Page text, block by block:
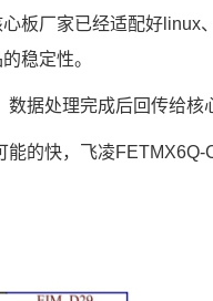
板厂家已经适配好
稳定性。
据处理完成后回传给核
的快， 飞凌FETMX6Q-